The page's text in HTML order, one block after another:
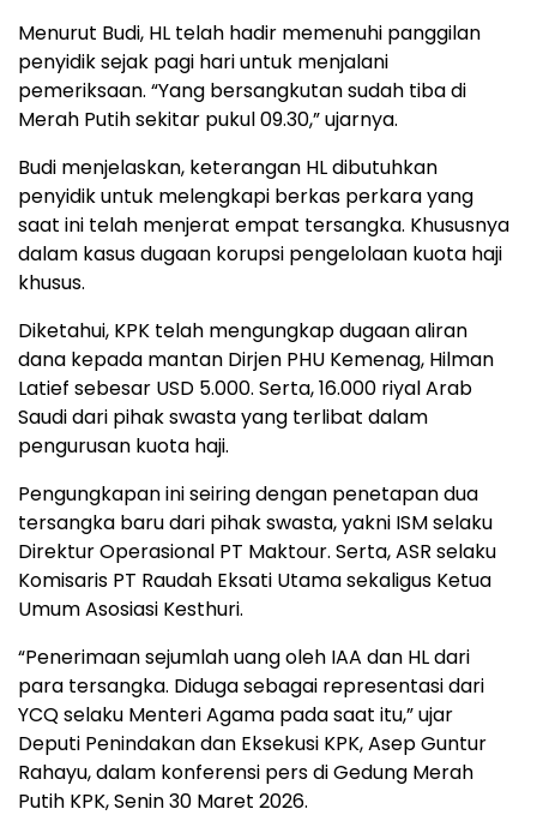
Menurut Budi, HL telah hadir memenuhi panggilan
penyidik sejak pagi hari untuk menjalani
pemeriksaan. “Yang bersangkutan sudah tiba di
Merah Putih sekitar pukul 09.30,” ujarnya.
Budi menjelaskan, keterangan HL dibutuhkan
penyidik untuk melengkapi berkas perkara yang
saat ini telah menjerat empat tersangka. Khususnya
dalam kasus dugaan korupsi pengelolaan kuota haji
khusus.
Diketahui, KPK telah mengungkap dugaan aliran
dana kepada mantan Dirjen PHU Kemenag, Hilman
Latief sebesar USD 5.000. Serta, 16.000 riyal Arab
Saudi dari pihak swasta yang terlibat dalam
pengurusan kuota haji.
Pengungkapan ini seiring dengan penetapan dua
tersangka baru dari pihak swasta, yakni ISM selaku
Direktur Operasional PT Maktour. Serta, ASR selaku
Komisaris PT Raudah Eksati Utama sekaligus Ketua
Umum Asosiasi Kesthuri.
“Penerimaan sejumlah uang oleh IAA dan HL dari
para tersangka. Diduga sebagai representasi dari
YCQ selaku Menteri Agama pada saat itu,” ujar
Deputi Penindakan dan Eksekusi KPK, Asep Guntur
Rahayu, dalam konferensi pers di Gedung Merah
Putih KPK, Senin 30 Maret 2026.